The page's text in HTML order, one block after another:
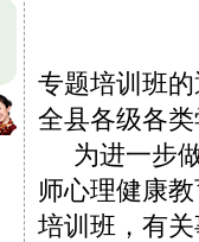
专题培训班
全县各级各
为进一步做
师心理健康
培训班，有